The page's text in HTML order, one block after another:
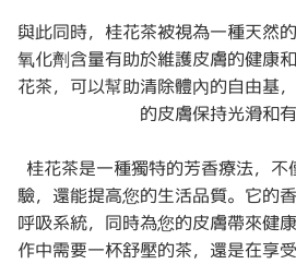
與此同時，桂花茶被視為一種天然
氧化劑含量有助於維護皮膚的健康
花茶，可以幫助清除體內的自由基
的皮膚保持光滑和有
桂花茶是一種獨特的芳香療法，不
驗，還能提高您的生活品質。它的
呼吸系統，同時為您的皮膚帶來健
作中需要一杯舒壓的茶，還是在享